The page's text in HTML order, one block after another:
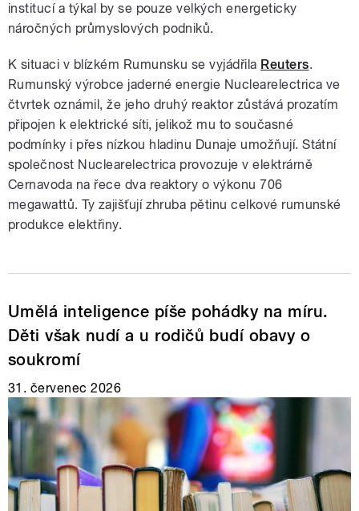
institucí a týkal by se pouze velkých energeticky
náročných průmyslových podniků.
K situaci v blízkém Rumunsku se vyjádřila Reuters.
Rumunský výrobce jaderné energie Nuclearelectrica ve
čtvrtek oznámil, že jeho druhý reaktor zůstává prozatím
připojen k elektrické síti, jelikož mu to současné
podmínky i přes nízkou hladinu Dunaje umožňují. Státní
společnost Nuclearelectrica provozuje v elektrárně
Cernavoda na řece dva reaktory o výkonu 706
megawattů. Ty zajišťují zhruba pětinu celkové rumunské
produkce elektřiny.
Umělá inteligence píše pohádky na míru.
Děti však nudí a u rodičů budí obavy o
soukromí
31. červenec 2026